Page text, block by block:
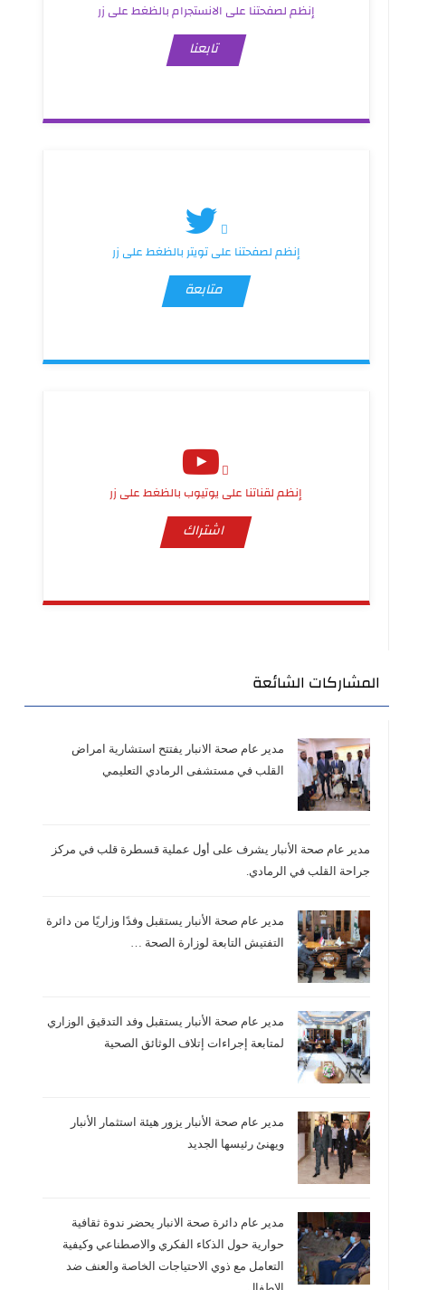
إنظم لصفحتنا على الانستجرام بالظغط على زر
تابعنا
إنظم لصفحتنا على تويتر بالظغط على زر
متابعة
إنظم لقناتنا على يوتيوب بالظغط على زر
اشتراك
المشاركات الشائعة
مدير عام صحة الانبار يفتتح استشارية امراض
القلب في مستشفى الرمادي التعليمي
مدير عام صحة الأنبار يشرف على أول عملية قسطرة قلب في مركز
جراحة القلب في الرمادي.
مدير عام صحة الأنبار يستقبل وفدًا وزاريًا من دائرة
التفتيش التابعة لوزارة الصحة …
مدير عام صحة الأنبار يستقبل وفد التدقيق الوزاري
لمتابعة إجراءات إتلاف الوثائق الصحية
مدير عام صحة الأنبار يزور هيئة استثمار الأنبار
ويهنئ رئيسها الجديد
مدير عام دائرة صحة الانبار يحضر ندوة ثقافية
حوارية حول الذكاء الفكري والاصطناعي وكيفية
التعامل مع ذوي الاحتياجات الخاصة والعنف ضد